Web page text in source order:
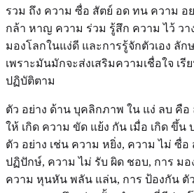
รวม ถึง ความ ซื่อ สัตย์ อด ทน ความ อ
กล้า หาญ ความ ร่วม รู้สึก ความ ไว้ วา
มองโลกในแง่ดี และการรู้จักตัวเอง ลัก
เพราะมันมักจะส่งเสริมความเชื่อใจ เ
ปฏิบัติตาม
ตัว อย่าง ด้าน บุคลิกภาพ ใน แง่ ลบ คื
ให้ เกิด ความ ขัด แย้ง กัน เมื่อ เกิด ขึ้น
ตัว อย่าง เช่น ความ หยิ่ง, ความ ไม่ ซื่อ
ปฏิปักษ์, ความ ไม่ รับ ผิด ชอบ, การ มอง
ความ หุนหัน พลัน แล่น, การ ป้องกัน ตั